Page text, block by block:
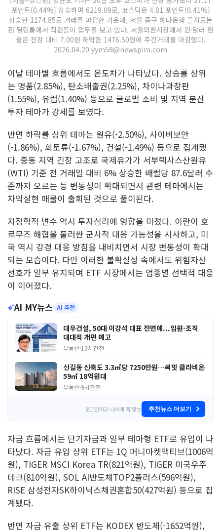
포인트(0.44%) 상승하며 6219.09로, 코스닥은 4.81 포인트(0.41%)
상승한 1174.85로 거래를 마감한 가운데, 서울 중구 하나은행 을지로본
점 딜링룸에서 직원들이 업무를 보고 있다. 서울외환시장에서 원·달러 환
율은 전장 대비 7.00원 하락한 1476.50원에 주간거래를 마감했다.
2026.04.20 yym58@newspim.com
이날 테마별 흐름에서도 온도차가 나타났다. 상승률 상위
는 명품(2.85%), 탄소배출권(2.25%), 차이나과창판
(1.55%), 유럽(1.40%) 등으로 글로벌 소비 및 지역 분산
투자 테마가 강세를 보였다.
반면 하락률 상위 테마는 원유(-2.50%), 사이버보안
(-1.86%), 희토류(-1.67%), 건설(-1.49%) 등으로 집계됐
다. 중동 지역 긴장 고조로 국제유가가 서부텍사스산원유
(WTI) 기준 전 거래일 대비 6% 상승한 배럴당 87.6달러 수
준까지 오르는 등 변동성이 확대되면서 관련 테마에서는
차익실현 매물이 출회된 것으로 풀이된다.
지정학적 변수 역시 투자심리에 영향을 미쳤다. 이란이 호
르무즈 해협을 둘러싼 군사적 대응 가능성을 시사하고, 미
국 역시 강경 대응 방침을 내비치면서 시장 변동성이 확대
되는 모습이다. 다만 이러한 불확실성 속에서도 위험자산
선호가 일부 유지되며 ETF 시장에서는 업종별 선택적 대응
이 이어졌다.
AI MY뉴스 AI 추천
대우건설, 50대 이강석 대표 전면에...임원·조직
대대적 개편 예고
부동산·13시간전
신길동 신축도 3.3㎡당 7250만원…써밋 클라비온
59㎡ 18억원대
부동산·9시간전
로그인하고 나에게 꼭 맞는 추천뉴스 더보기
자금 흐름에서는 단기자금과 일부 테마형 ETF로 유입이 나
타났다. 자금 유입 상위 ETF는 1Q 머니마켓액티브(1006억
원), TIGER MSCI Korea TR(821억원), TIGER 미국우주
테크(810억원), SOL AI반도체TOP2플러스(596억원),
RISE 삼성전자SK하이닉스채권혼합50(427억원) 등으로 집
계됐다.
반면 자금 유출 상위 ETF는 KODEX 반도체(-1652억원),